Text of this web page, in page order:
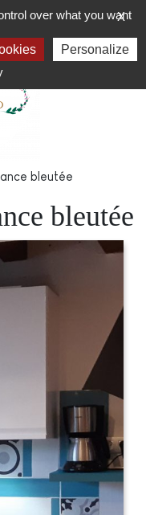
bleutée
bleutée
X
over what you want
Personalize